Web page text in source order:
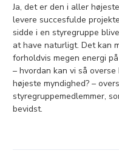
Ja, det er den i aller
levere succesfulde
sidde i en styregruppe
at have naturligt. Det kan
forholdvis megen energi
– hvordan kan vi så
højeste myndighed? –
styregruppemedlemmer,
bevidst.